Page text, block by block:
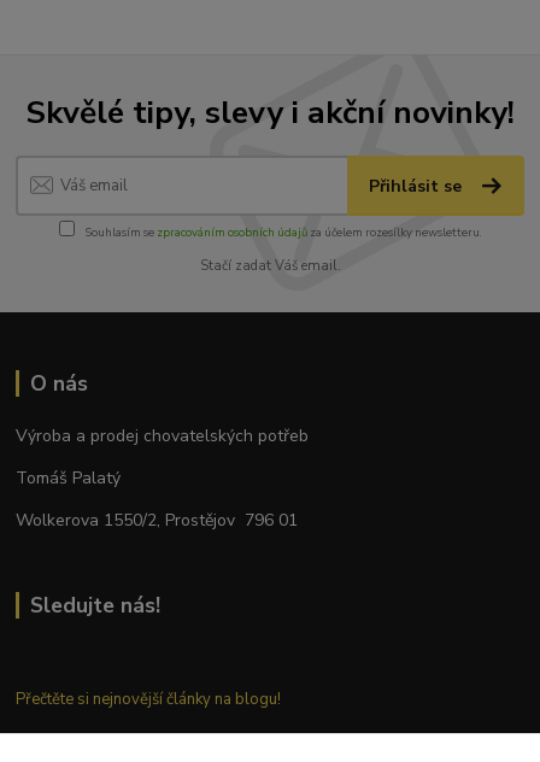
Skvělé tipy, slevy i akční novinky!
Přihlásit se
Souhlasím se zpracováním osobních údajůza účelem rozesílky newsletteru.
Stačí zadat Váš email.
O nás
Výroba a prodej chovatelských potřeb
Tomáš Palatý
Wolkerova 1550/2, Prostějov 796 01
Sledujte nás!
Přečtěte si nejnovější články na blogu!